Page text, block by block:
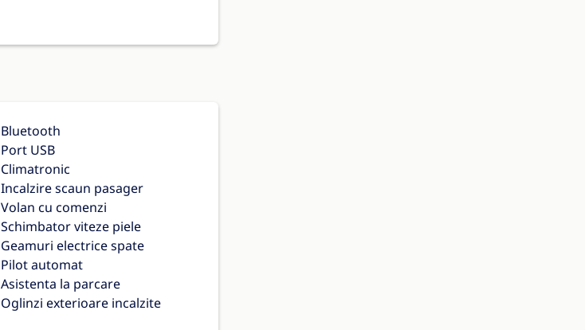
Bluetooth
Port USB
Climatronic
Incalzire scaun pasager
Volan cu comenzi
Schimbator viteze piele
Geamuri electrice spate
Pilot automat
Asistenta la parcare
Oglinzi exterioare incalzite